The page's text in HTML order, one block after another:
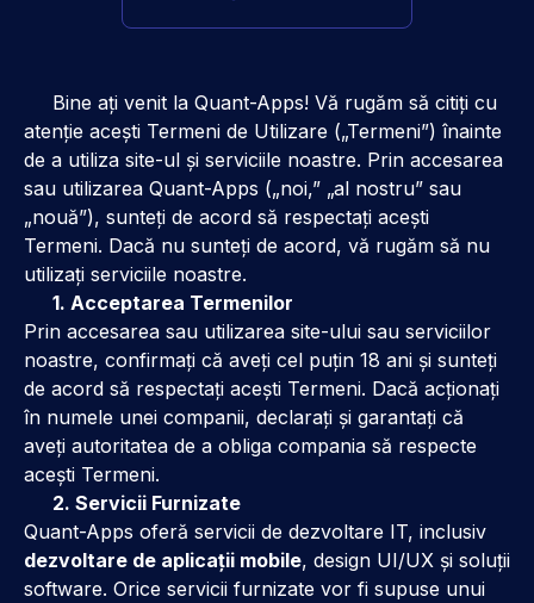
Bine ați venit la Quant-Apps! Vă rugăm să citiți cu
atenție acești Termeni de Utilizare („Termeni”) înainte
de a utiliza site-ul și serviciile noastre. Prin accesarea
sau utilizarea Quant-Apps („noi,” „al nostru” sau
„nouă”), sunteți de acord să respectați acești
Termeni. Dacă nu sunteți de acord, vă rugăm să nu
utilizați serviciile noastre.
1. Acceptarea Termenilor
Prin accesarea sau utilizarea site-ului sau serviciilor
noastre, confirmați că aveți cel puțin 18 ani și sunteți
de acord să respectați acești Termeni. Dacă acționați
în numele unei companii, declarați și garantați că
aveți autoritatea de a obliga compania să respecte
acești Termeni.
2. Servicii Furnizate
Quant-Apps oferă servicii de dezvoltare IT, inclusiv
dezvoltare de aplicații mobile, design UI/UX și soluții
software. Orice servicii furnizate vor fi supuse unui